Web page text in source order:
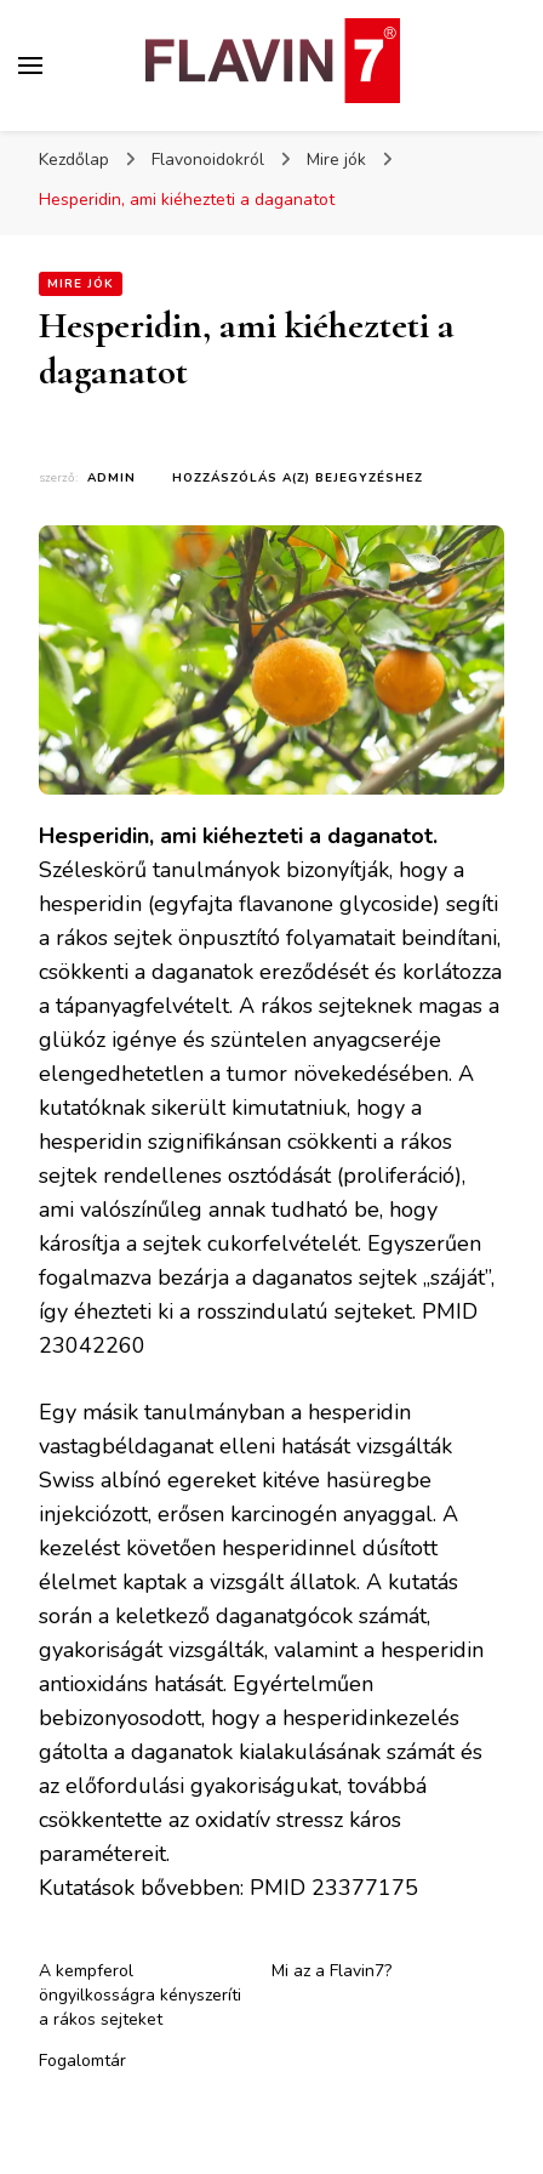
Kezdőlap Flavonoidokról
Mire jók
Hesperidin, ami kiéhezteti a daganatot
MIRE JÓK
Hesperidin, ami kiéhezteti a
daganatot
szerző: ADMIN HOZZÁSZÓLÁS A(Z) BEJEGYZÉSHEZ
Hesperidin, ami kiéhezteti a daganatot.
Széleskörű tanulmányok bizonyítják, hogy a
hesperidin (egyfajta flavanone glycoside) segíti
a rákos sejtek önpusztító folyamatait beindítani,
csökkenti a daganatok ereződését és korlátozza
a tápanyagfelvételt. A rákos sejteknek magas a
glükóz igénye és szüntelen anyagcseréje
elengedhetetlen a tumor növekedésében. A
kutatóknak sikerült kimutatniuk, hogy a
hesperidin szignifikánsan csökkenti a rákos
sejtek rendellenes osztódását (proliferáció),
ami valószínűleg annak tudható be, hogy
károsítja a sejtek cukorfelvételét. Egyszerűen
fogalmazva bezárja a daganatos sejtek „száját”,
így éhezteti ki a rosszindulatú sejteket. PMID
23042260
Egy másik tanulmányban a hesperidin
vastagbéldaganat elleni hatását vizsgálták
Swiss albínó egereket kitéve hasüregbe
injekciózott, erősen karcinogén anyaggal. A
kezelést követően hesperidinnel dúsított
élelmet kaptak a vizsgált állatok. A kutatás
során a keletkező daganatgócok számát,
gyakoriságát vizsgálták, valamint a hesperidin
antioxidáns hatását. Egyértelműen
bebizonyosodott, hogy a hesperidinkezelés
gátolta a daganatok kialakulásának számát és
az előfordulási gyakoriságukat, továbbá
csökkentette az oxidatív stressz káros
paramétereit.
Kutatások bővebben: PMID 23377175
A kempferol
öngyilkosságra kényszeríti
a rákos sejteket
Mi az a Flavin7?
Fogalomtár